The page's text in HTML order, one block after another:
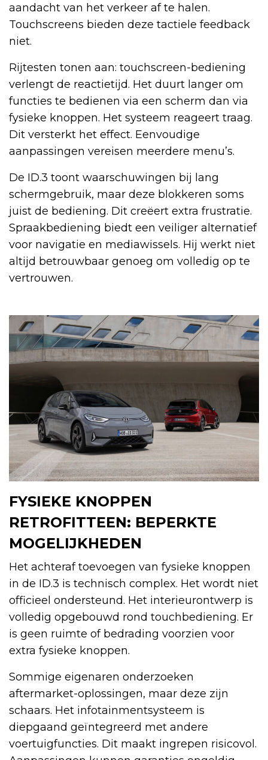
aandacht van het verkeer af te halen.
Touchscreens bieden deze tactiele feedback
niet.
Rijtesten tonen aan: touchscreen-bediening
verlengt de reactietijd. Het duurt langer om
functies te bedienen via een scherm dan via
fysieke knoppen. Het systeem reageert traag.
Dit versterkt het effect. Eenvoudige
aanpassingen vereisen meerdere menu’s.
De ID.3 toont waarschuwingen bij lang
schermgebruik, maar deze blokkeren soms
juist de bediening. Dit creëert extra frustratie.
Spraakbediening biedt een veiliger alternatief
voor navigatie en mediawissels. Hij werkt niet
altijd betrouwbaar genoeg om volledig op te
vertrouwen.
FYSIEKE KNOPPEN
RETROFITTEEN: BEPERKTE
MOGELIJKHEDEN
Het achteraf toevoegen van fysieke knoppen
in de ID.3 is technisch complex. Het wordt niet
officieel ondersteund. Het interieurontwerp is
volledig opgebouwd rond touchbediening. Er
is geen ruimte of bedrading voorzien voor
extra fysieke knoppen.
Sommige eigenaren onderzoeken
aftermarket-oplossingen, maar deze zijn
schaars. Het infotainmentsysteem is
diepgaand geïntegreerd met andere
voertuigfuncties. Dit maakt ingrepen risicovol.